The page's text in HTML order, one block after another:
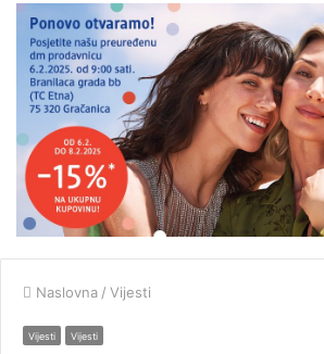
Naslovna / Vijesti
Vijesti Vijesti